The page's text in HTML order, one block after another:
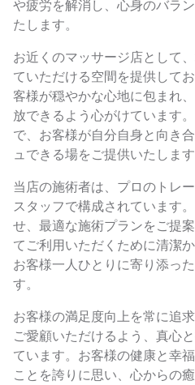
や疲労を解消し、心身のバラ
たします。
お近くのマッサージ店として
ていただける空間を提供して
客様が穏やかな心地に包まれ
放できるよう心がけています
で、お客様が自分自身と向き
ュできる場をご提供いたします
当店の施術者は、プロのトレ
スタッフで構成されています
せ、最適な施術プランをご提
てご利用いただくために清潔
お客様一人ひとりに寄り添っ
す。
お客様の満足度向上を常に追
ご愛顧いただけるよう、真心
ています。お客様の健康と幸
ことを誇りに思い、心からの